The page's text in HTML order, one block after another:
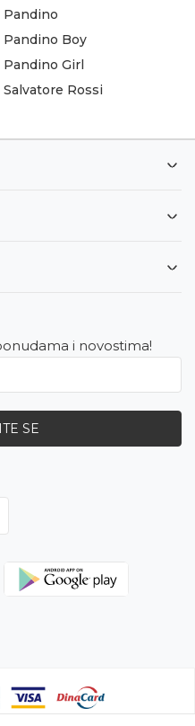
Pandino
Pandino Boy
Pandino Girl
Salvatore Rossi
i novostima!
SE